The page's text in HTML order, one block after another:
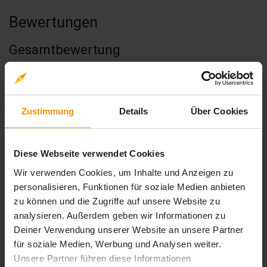
Zustimmung Details Über Cookies
Diese Webseite verwendet Cookies
Wir verwenden Cookies, um Inhalte und Anzeigen zu
personalisieren, Funktionen für soziale Medien anbieten
zu können und die Zugriffe auf unsere Website zu
analysieren. Außerdem geben wir Informationen zu
Deiner Verwendung unserer Website an unsere Partner
für soziale Medien, Werbung und Analysen weiter.
Unsere Partner führen diese Informationen
Bewertungen
Gesamtbewertung
0,00
0 Bewertungen
5 stars: 0
Bewertungen
4stars: 0
Bewertungen
3 stars: 0
Bewertungen